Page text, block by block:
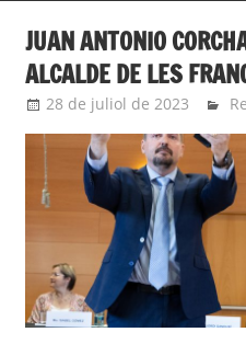
Franqueses
JUAN ANTONIO
ALCALDE DE LES
28 de juliol de 2023 Eli